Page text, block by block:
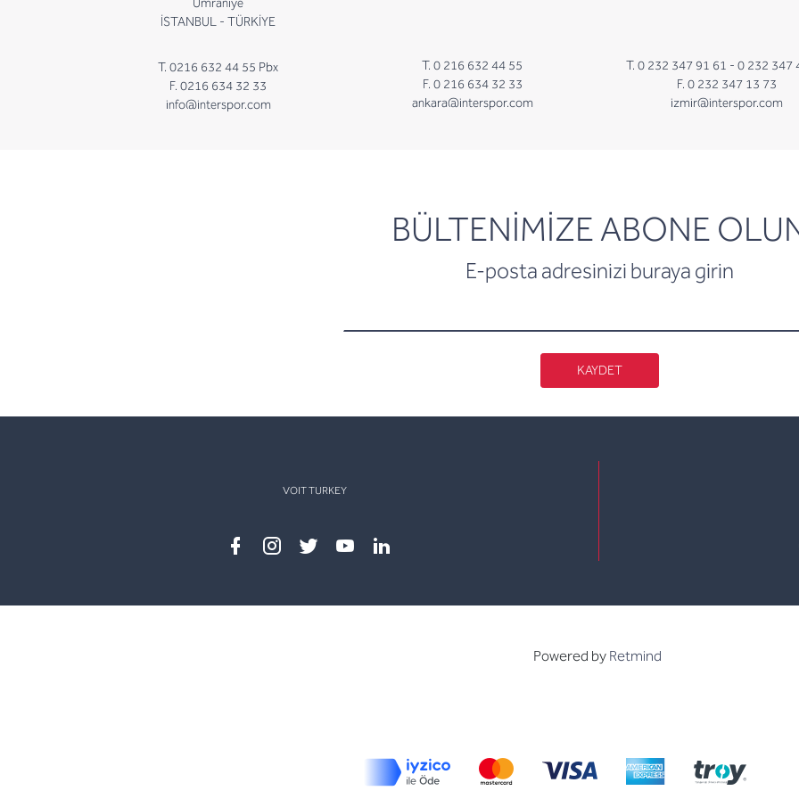
İSTANBUL - TÜRKİYE
T. 0216 632 44 55 Pbx
F. 0216 634 32 33
info@interspor.com
T. 0 216 632 44 55
F. 0 216 634 32 33
ankara@interspor.com
T. 0 232 347 91 61 - 0 232 347
F. 0 232 347 13 73
izmir@interspor.com
BÜLTENİMİZE ABONE
E-posta adresinizi buraya girin
newsletter
KAYDET
VOIT TURKEY
Powered by Retmind